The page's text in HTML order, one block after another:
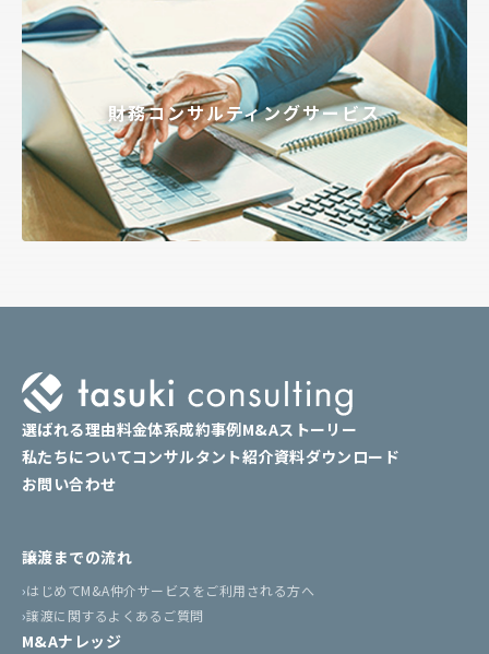
財務コンサルティングサービス
選ばれる理由料金体系成約事例M&Aストーリー
私たちについてコンサルタント紹介資料ダウンロード
お問い合わせ
譲渡までの流れ
はじめてM&A仲介サービスをご利用される方へ
譲渡に関するよくあるご質問
M&Aナレッジ